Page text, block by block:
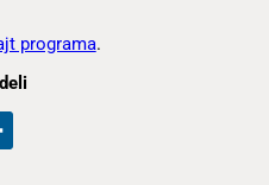
programa.